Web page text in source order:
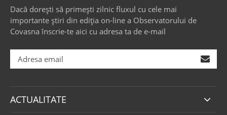
Dacă dorești să primești zilnic fluxul cu cele mai
importante știri din ediția on-line a Observatorului de
Covasna înscrie-te aici cu adresa ta de e-mail
ACTUALITATE